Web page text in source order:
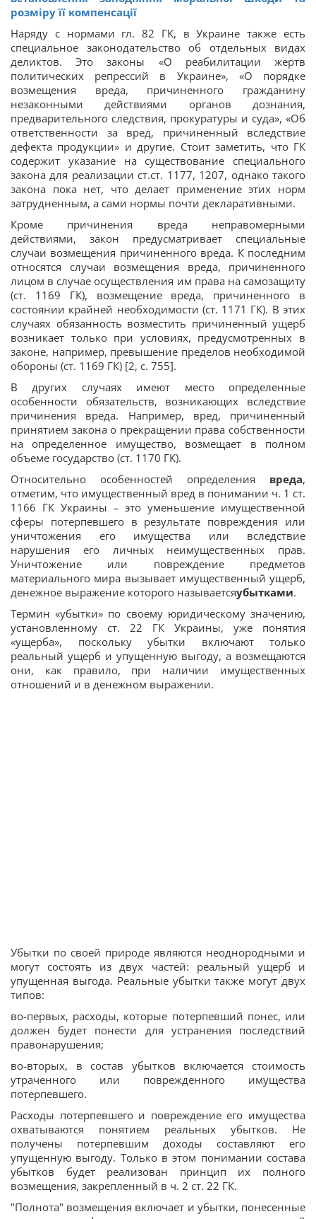
розміру її компенсації
Наряду с нормами гл. 82 ГК, в Украине также есть
специальное законодательство об отдельных видах
деликтов. Это законы «О реабилитации жертв
политических репрессий в Украине», «О порядке
возмещения вреда, причиненного гражданину
незаконными действиями органов дознания,
предварительного следствия, прокуратуры и суда», «Об
ответственности за вред, причиненный вследствие
дефекта продукции» и другие. Стоит заметить, что ГК
содержит указание на существование специального
закона для реализации ст.ст. 1177, 1207, однако такого
закона пока нет, что делает применение этих норм
затрудненным, а сами нормы почти декларативными.
Кроме причинения вреда неправомерными
действиями, закон предусматривает специальные
случаи возмещения причиненного вреда. К последним
относятся случаи возмещения вреда, причиненного
лицом в случае осуществления им права на самозащиту
(ст. 1169 ГК), возмещение вреда, причиненного в
состоянии крайней необходимости (ст. 1171 ГК). В этих
случаях обязанность возместить причиненный ущерб
возникает только при условиях, предусмотренных в
законе, например, превышение пределов необходимой
обороны (ст. 1169 ГК) [2, с. 755].
В других случаях имеют место определенные
особенности обязательств, возникающих вследствие
причинения вреда. Например, вред, причиненный
принятием закона о прекращении права собственности
на определенное имущество, возмещает в полном
объеме государство (ст. 1170 ГК).
Относительно особенностей определения вреда,
отметим, что имущественный вред в понимании ч. 1 ст.
1166 ГК Украины – это уменьшение имущественной
сферы потерпевшего в результате повреждения или
уничтожения его имущества или вследствие
нарушения его личных неимущественных прав.
Уничтожение или повреждение предметов
материального мира вызывает имущественный ущерб,
денежное выражение которого называетсяубытками.
Термин «убытки» по своему юридическому значению,
установленному ст. 22 ГК Украины, уже понятия
«ущерба», поскольку убытки включают только
реальный ущерб и упущенную выгоду, а возмещаются
они, как правило, при наличии имущественных
отношений и в денежном выражении.
Убытки по своей природе являются неоднородными и
могут состоять из двух частей: реальный ущерб и
упущенная выгода. Реальные убытки также могут двух
типов:
во-первых, расходы, которые потерпевший понес, или
должен будет понести для устранения последствий
правонарушения;
во-вторых, в состав убытков включается стоимость
утраченного или поврежденного имущества
потерпевшего.
Расходы потерпевшего и повреждение его имущества
охватываются понятием реальных убытков. Не
получены потерпевшим доходы составляют его
упущенную выгоду. Только в этом понимании состава
убытков будет реализован принцип их полного
возмещения, закрепленный в ч. 2 ст. 22 ГК.
"Полнота" возмещения включает и убытки, понесенные